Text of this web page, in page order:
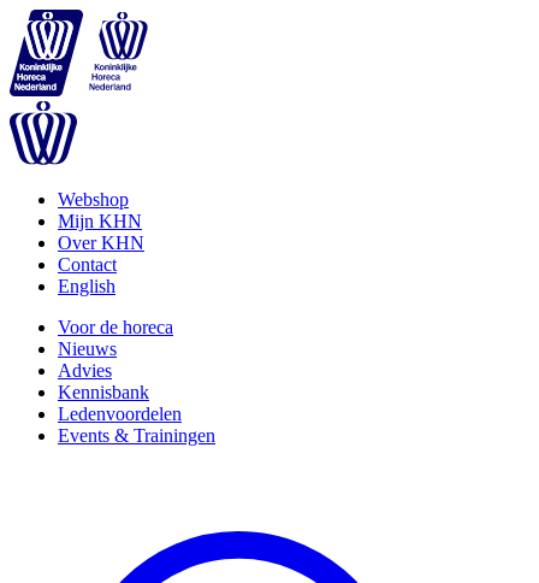
Webshop
Mijn KHN
Over KHN
Contact
English
Voor de horeca
Nieuws
Advies
Kennisbank
Ledenvoordelen
Events & Trainingen